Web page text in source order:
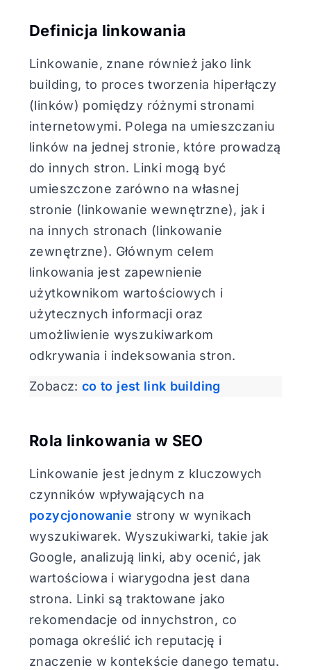
Definicja linkowania
Linkowanie, znane również jako link
building, to proces tworzenia hiperłączy
(linków) pomiędzy różnymi stronami
internetowymi. Polega na umieszczaniu
linków na jednej stronie, które prowadzą
do innych stron. Linki mogą być
umieszczone zarówno na własnej
stronie (linkowanie wewnętrzne), jak i
na innych stronach (linkowanie
zewnętrzne). Głównym celem
linkowania jest zapewnienie
użytkownikom wartościowych i
użytecznych informacji oraz
umożliwienie wyszukiwarkom
odkrywania i indeksowania stron.
Zobacz: co to jest link building
Rola linkowania w SEO
Linkowanie jest jednym z kluczowych
czynników wpływających na
pozycjonowanie strony w wynikach
wyszukiwarek. Wyszukiwarki, takie jak
Google, analizują linki, aby ocenić, jak
wartościowa i wiarygodna jest dana
strona. Linki są traktowane jako
rekomendacje od innychstron, co
pomaga określić ich reputację i
znaczenie w kontekście danego tematu.